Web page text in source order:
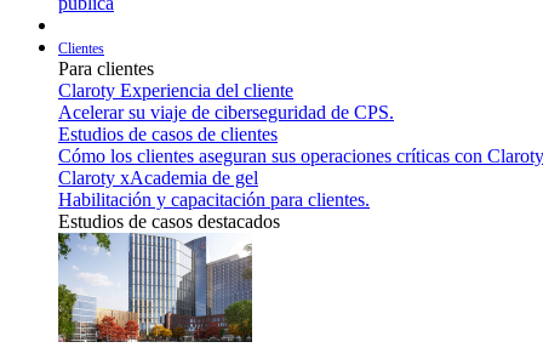
Clientes
Para clientes
Claroty Experiencia del cliente
Acelerar su viaje de ciberseguridad de CPS.
Estudios de casos de clientes
Cómo los clientes aseguran sus operaciones críticas con
Claroty xAcademia de gel
Habilitación y capacitación para clientes.
Estudios de casos destacados